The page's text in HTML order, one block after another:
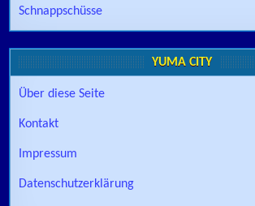
Schnappschüsse
YUMA CITY
Über diese Seite
Kontakt
Impressum
Datenschutzerklärung